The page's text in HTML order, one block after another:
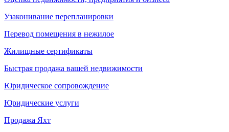
Узаконивание перепланировки
Перевод помещения в нежилое
Жилищные сертификаты
Быстрая продажа вашей недвижимости
Юридическое сопровождение
Юридические услуги
Продажа Яхт